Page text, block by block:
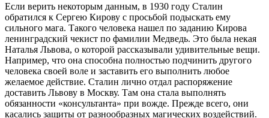
Если верить некоторым данным, в 1930 году Сталин
обратился к Сергею Кирову с просьбой подыскать ему
сильного мага. Такого человека нашел по заданию Кирова
ленинградский чекист по фамилии Медведь. Это была некая
Наталья Львова, о которой рассказывали удивительные вещи.
Например, что она способна полностью подчинить другого
человека своей воле и заставить его выполнить любое
желаемое действие. Сталин лично отдал распоряжение
доставить Львову в Москву. Там она стала выполнять
обязанности «консультанта» при вожде. Прежде всего, они
касались защиты от разнообразных магических воздействий.